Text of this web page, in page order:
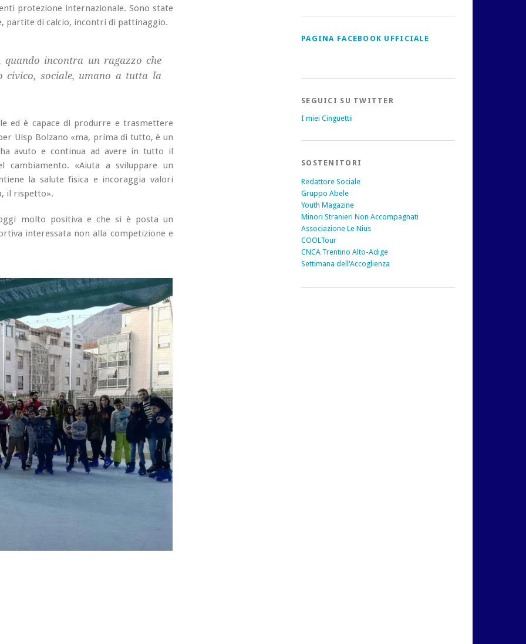
protezione internazionale. Sono state
partite di calcio, incontri di pattinaggio.
quando incontra un ragazzo che
civico, sociale, umano a tutta la
ed è capace di produrre e trasmettere
Uisp Bolzano «ma, prima di tutto, è un
avuto e continua ad avere in tutto il
«Aiuta a sviluppare un
la salute fisica e incoraggia valori
il rispetto».
molto positiva e che si è posta un
interessata non alla competizione e
PAGINA FACEBOOK UFFICIALE
SEGUICI SU TWITTER
I miei Cinguettii
SOSTENITORI
Redattore Sociale
Gruppo Abele
Youth Magazine
Minori Stranieri Non Accompagnati
Associazione Le Nius
COOLTour
CNCA Trentino Alto-Adige
Settimana dell'Accoglienza